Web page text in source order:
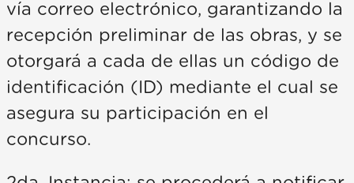
vía correo electrónico, garantizando la
recepción preliminar de las obras, y se
otorgará a cada de ellas un código de
identificación (ID) mediante el cual se
asegura su participación en el
concurso.